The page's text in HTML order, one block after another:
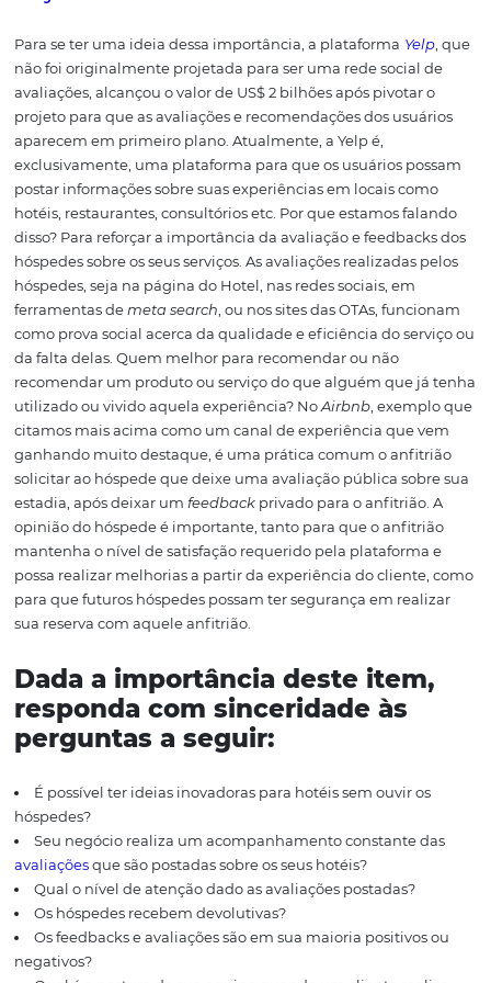
do próprio hotel, e potencializa o alcance de vendas e o
aumento do retorno do investimento em marketing.
A estratégia é tão eficaz,
garantimos, em contrato,
aumento no faturamento do
hotel ou pousada.
Com nosso CRS, suas operações diárias serão
dados com gráficos personalizáveis que permitem
prever e atuar nas tendências do setor com inteligência
área gestão de receitas/vendas precificar no tempo
unidade.
#4 Avalie a satisfação
seu público e
É inviável falar de estratégia de vendas para hotéis sem
a relevância do índice de satisfação do público e a sua
retenção.
Conhece as ofertas
Veja como usar no seu hotel!